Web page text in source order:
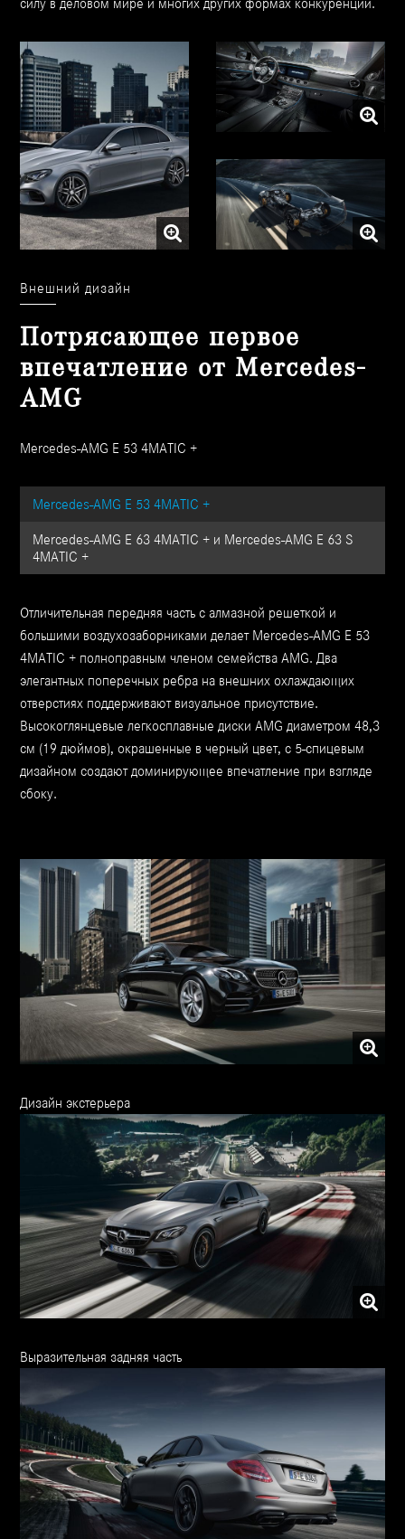
Внешний дизайн
Потрясающее первое
впечатление от Mercedes-
AMG
Mercedes-AMG E 53 4MATIC +
Mercedes-AMG E 53 4MATIC +
Mercedes-AMG E 63 4MATIC + и Mercedes-AMG E 63 S
4MATIC +
Отличительная передняя часть с алмазной решеткой и
большими воздухозаборниками делает Mercedes-AMG E 53
4MATIC + полноправным членом семейства AMG. Два
элегантных поперечных ребра на внешних охлаждающих
отверстиях поддерживают визуальное присутствие.
Высокоглянцевые легкосплавные диски AMG диаметром 48,3
см (19 дюймов), окрашенные в черный цвет, с 5-спицевым
дизайном создают доминирующее впечатление при взгляде
сбоку.
Дизайн экстерьера
Выразительная задняя часть